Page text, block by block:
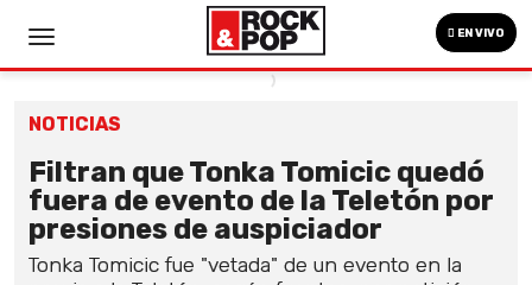
EN VIVO
NOTICIAS
Filtran que Tonka Tomicic quedó
fuera de evento de la Teletón por
presiones de auspiciador
Tonka Tomicic fue "vetada" de un evento en la